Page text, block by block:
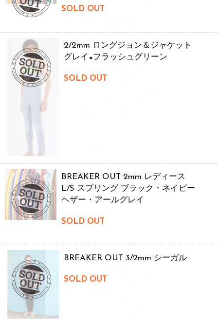
SOLD OUT
2/2mm ロングジョン＆ジャケット
グレイ×フラッシュグリーン
SOLD OUT
BREAKER OUT 2mm レディース
L/S スプリング ブラック・ネイビー
ヘザー・アールグレイ
SOLD OUT
BREAKER OUT 3/2mm シーガル
SOLD OUT